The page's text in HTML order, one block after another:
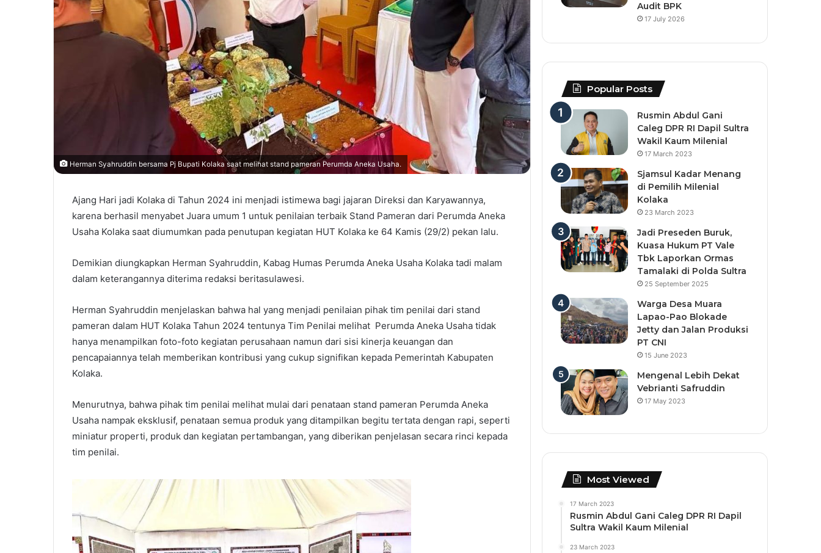
Herman Syahruddin bersama Pj Bupati Kolaka saat melihat stand pameran Perumda Aneka Usaha.
Ajang Hari jadi Kolaka di Tahun 2024 ini menjadi istimewa bagi jajaran Direksi dan Karyawannya,
karena berhasil menyabet Juara umum 1 untuk penilaian terbaik Stand Pameran dari Perumda Aneka
Usaha Kolaka saat diumumkan pada penutupan kegiatan HUT Kolaka ke 64 Kamis (29/2) pekan lalu.
Demikian diungkapkan Herman Syahruddin, Kabag Humas Perumda Aneka Usaha Kolaka tadi malam
dalam keterangannya diterima redaksi beritasulawesi.
Herman Syahruddin menjelaskan bahwa hal yang menjadi penilaian pihak tim penilai dari stand
pameran dalam HUT Kolaka Tahun 2024 tentunya Tim Penilai melihat Perumda Aneka Usaha tidak
hanya menampilkan foto-foto kegiatan perusahaan namun dari sisi kinerja keuangan dan
pencapaiannya telah memberikan kontribusi yang cukup signifikan kepada Pemerintah Kabupaten
Kolaka.
Menurutnya, bahwa pihak tim penilai melihat mulai dari penataan stand pameran Perumda Aneka
Usaha nampak eksklusif, penataan semua produk yang ditampilkan begitu tertata dengan rapi, seperti
miniatur properti, produk dan kegiatan pertambangan, yang diberikan penjelasan secara rinci kepada
tim penilai.
Audit BPK
17 July 2026
Popular Posts
Rusmin Abdul Gani
Caleg DPR RI Dapil Sultra
Wakil Kaum Milenial
17 March 2023
Sjamsul Kadar Menang
di Pemilih Milenial
Kolaka
23 March 2023
Jadi Preseden Buruk,
Kuasa Hukum PT Vale
Tbk Laporkan Ormas
Tamalaki di Polda Sultra
25 September 2025
Warga Desa Muara
Lapao-Pao Blokade
Jetty dan Jalan Produksi
PT CNI
15 June 2023
Mengenal Lebih Dekat
Vebrianti Safruddin
17 May 2023
Most Viewed
17 March 2023
Rusmin Abdul Gani Caleg DPR RI Dapil
Sultra Wakil Kaum Milenial
23 March 2023